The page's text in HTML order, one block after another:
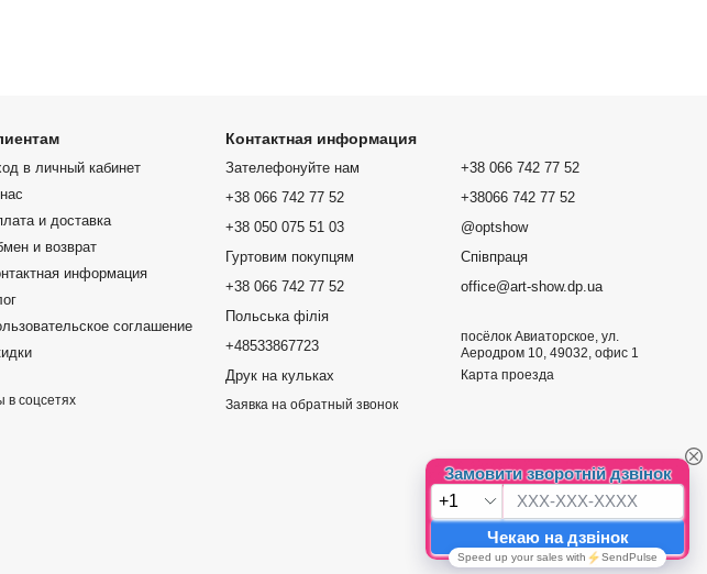
в личный кабинет
и доставка
и возврат
информация
соглашение
в соцсетях
Контактная информация
Зателефонуйте нам
+38 066 742 77 52
+38 050 075 51 03
Гуртовим покупцям
+38 066 742 77 52
Польська філія
+48533867723
Друк на кульках
Заявка на обратный звонок
+38 066 742 77 52
+38066 742 77 52
@optshow
Співпраця
office@art-show.dp.ua
посёлок Авиаторское, ул.
Аеродром 10, 49032, офис 1
Карта проезда